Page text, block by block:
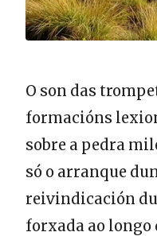
O son das
formacións
sobre a pedra
só o arranque
reivindicación
forxada ao longo